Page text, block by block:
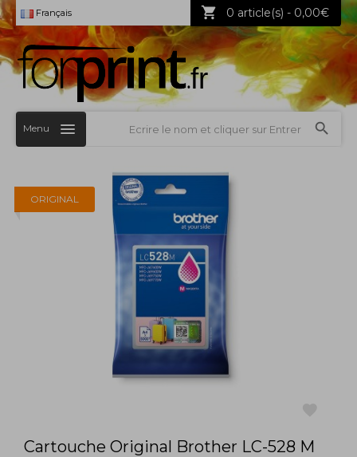
Français 0 article(s) - 0,00€
Menu
ORIGINAL
Cartouche Original Brother LC-528 M